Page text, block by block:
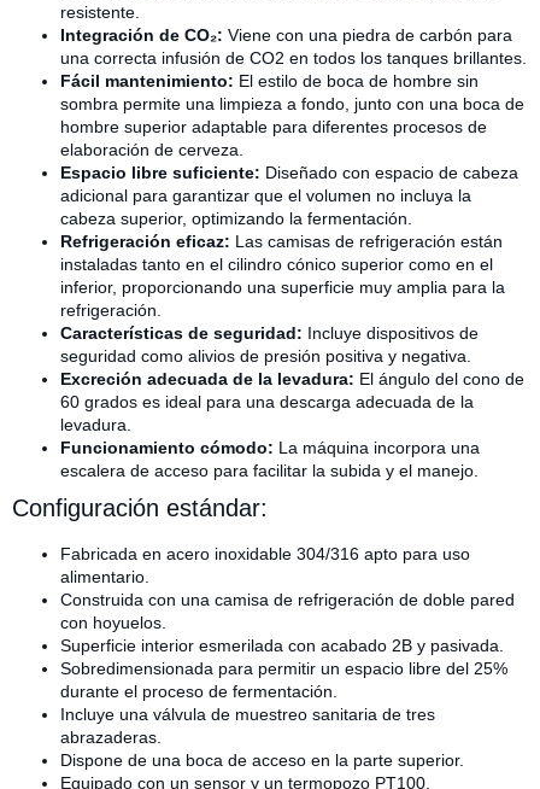
resistente.
Integración de CO₂: Viene con una piedra de carbón para
una correcta infusión de CO2 en todos los tanques brillantes.
Fácil mantenimiento: El estilo de boca de hombre sin
sombra permite una limpieza a fondo, junto con una boca de
hombre superior adaptable para diferentes procesos de
elaboración de cerveza.
Espacio libre suficiente: Diseñado con espacio de cabeza
adicional para garantizar que el volumen no incluya la
cabeza superior, optimizando la fermentación.
Refrigeración eficaz: Las camisas de refrigeración están
instaladas tanto en el cilindro cónico superior como en el
inferior, proporcionando una superficie muy amplia para la
refrigeración.
Características de seguridad: Incluye dispositivos de
seguridad como alivios de presión positiva y negativa.
Excreción adecuada de la levadura: El ángulo del cono de
60 grados es ideal para una descarga adecuada de la
levadura.
Funcionamiento cómodo: La máquina incorpora una
escalera de acceso para facilitar la subida y el manejo.
Configuración estándar:
Fabricada en acero inoxidable 304/316 apto para uso
alimentario.
Construida con una camisa de refrigeración de doble pared
con hoyuelos.
Superficie interior esmerilada con acabado 2B y pasivada.
Sobredimensionada para permitir un espacio libre del 25%
durante el proceso de fermentación.
Incluye una válvula de muestreo sanitaria de tres
abrazaderas.
Dispone de una boca de acceso en la parte superior.
Equipado con un sensor y un termopozo PT100.